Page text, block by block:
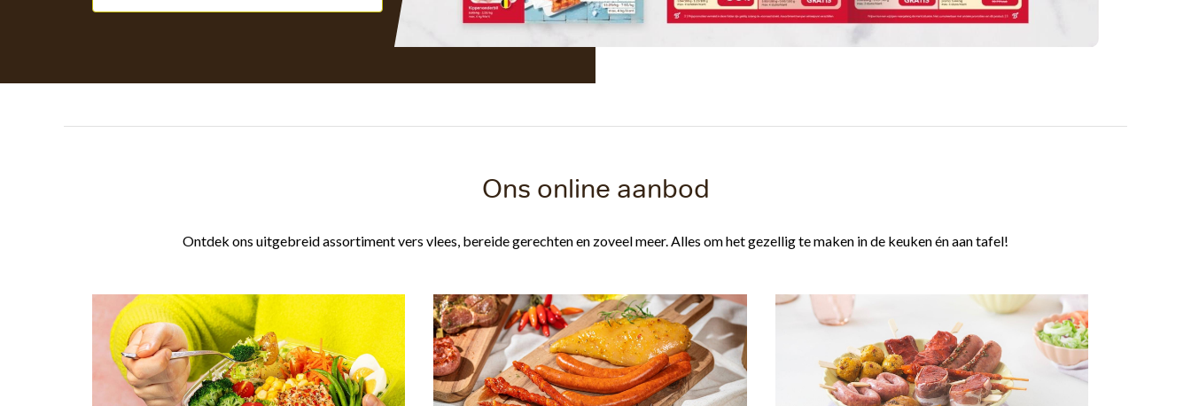
Ons online aanbod
Ontdek ons uitgebreid assortiment vers vlees, bereide gerechten en zoveel meer. Alles om het gezellig te maken in de keuken én aan tafel!